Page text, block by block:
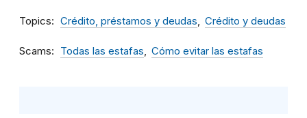
Topics Crédito, préstamos y deudas Crédito y deudas
Scams Todas las estafas Cómo evitar las estafas